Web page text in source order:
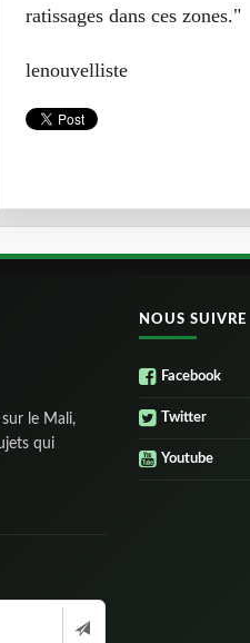
ratissages dans ces zones."
lenouvelliste
le Mali,
qui
NOUS SUIVRE
Facebook
Twitter
Youtube